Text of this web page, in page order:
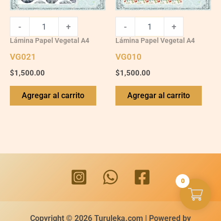
- +
Lámina Papel Vegetal A4
VG021
$1,500.00
Agregar al carrito
- +
Lámina Papel Vegetal A4
VG010
$1,500.00
Agregar al carrito
Copyright © 2026 Turuleka.com | Powered by
0